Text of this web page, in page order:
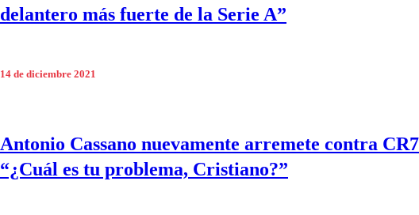
delantero más fuerte de la Serie A”
14 de diciembre 2021
Antonio Cassano nuevamente arremete contra
“¿Cuál es tu problema, Cristiano?”